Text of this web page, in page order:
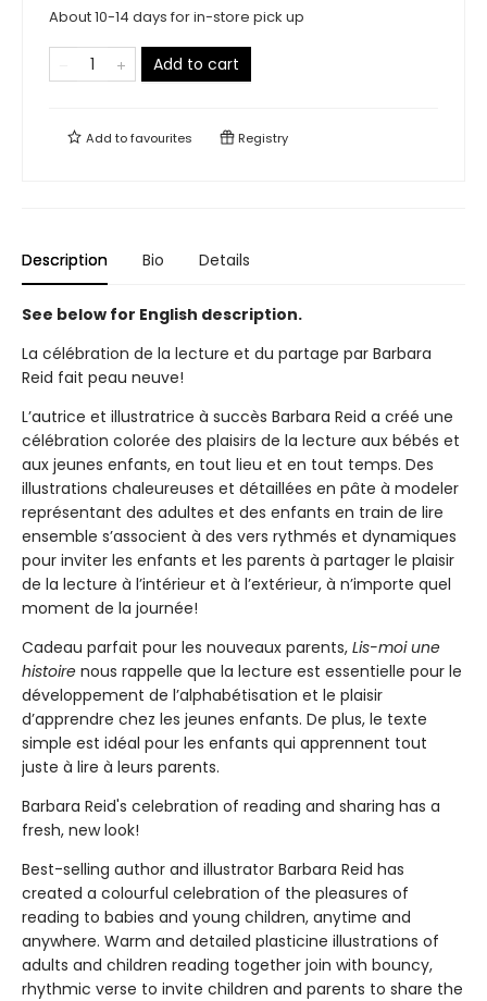
About 10-14 days for in-store pick up
Add to cart
Add tofavourites Registry
Description Bio Details
See below for English description.
La célébration de la lecture et du partage par Barbara
Reid fait peau neuve!
L’autrice et illustratrice à succès Barbara Reid a créé une
célébration colorée des plaisirs de la lecture aux bébés et
aux jeunes enfants, en tout lieu et en tout temps. Des
illustrations chaleureuses et détaillées en pâte à modeler
représentant des adultes et des enfants en train de lire
ensemble s’associent à des vers rythmés et dynamiques
pour inviter les enfants et les parents à partager le plaisir
de la lecture à l’intérieur et à l’extérieur, à n’importe quel
moment de la journée!
Cadeau parfait pour les nouveaux parents, Lis-moi une
histoire nous rappelle que la lecture est essentielle pour le
développement de l’alphabétisation et le plaisir
d’apprendre chez les jeunes enfants. De plus, le texte
simple est idéal pour les enfants qui apprennent tout
juste à lire à leurs parents.
Barbara Reid's celebration of reading and sharing has a
fresh, new look!
Best-selling author and illustrator Barbara Reid has
created a colourful celebration of the pleasures of
reading to babies and young children, anytime and
anywhere. Warm and detailed plasticine illustrations of
adults and children reading together join with bouncy,
rhythmic verse to invite children and parents to share the